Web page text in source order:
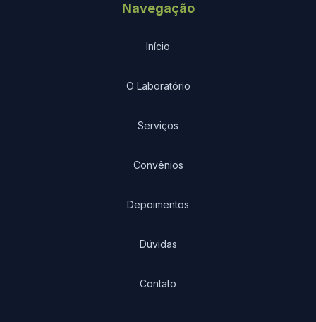
Navegação
Início
O Laboratório
Serviços
Convênios
Depoimentos
Dúvidas
Contato